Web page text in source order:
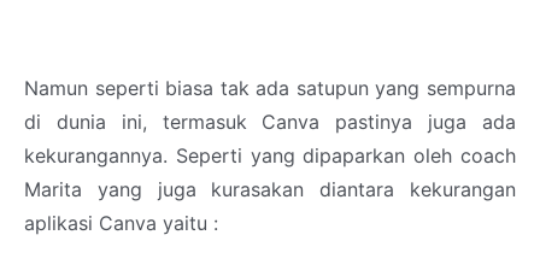
Namun seperti biasa tak ada satupun yang sempurna
di dunia ini, termasuk Canva pastinya juga ada
kekurangannya. Seperti yang dipaparkan oleh coach
Marita yang juga kurasakan diantara kekurangan
aplikasi Canva yaitu :